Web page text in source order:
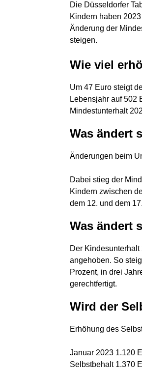
Die Düsseldorfer
Kindern haben
Änderung der
steigen.
Wie viel
Um 47 Euro steigt
Lebensjahr auf 502
Mindestunterhalt
Was ändert
Änderungen beim
Dabei stieg der
Kindern zwischen
dem 12. und dem
Was ändert
Der
angehoben. So
Prozent, in drei
gerechtfertigt.
Wird der
Erhöhung des
Januar 2023 1.120
Selbstbehalt 1.370